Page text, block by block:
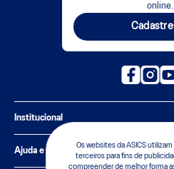
Os websites da ASICS
terceiros para fins de
compreender de melhor forma
online.
Institucional
Política de Privacidade
Ajuda e suporte